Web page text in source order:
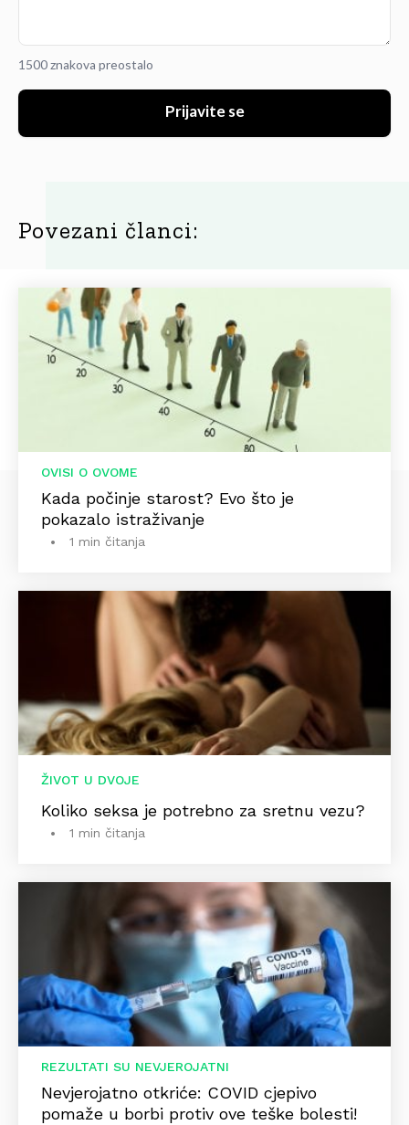
1500 znakova preostalo
Prijavite se
Povezani članci:
OVISI O OVOME
Kada počinje starost? Evo što je
pokazalo istraživanje
1 min čitanja
ŽIVOT U DVOJE
Koliko seksa je potrebno za sretnu vezu?
1 min čitanja
REZULTATI SU NEVJEROJATNI
Nevjerojatno otkriće: COVID cjepivo
pomaže u borbi protiv ove teške bolesti!